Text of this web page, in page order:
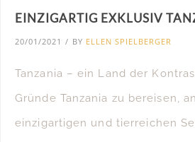
EINZIGARTIG EXKLUSIV
20/01/2021 / BY ELLEN SPIELBERGER
Tanzania – ein Land der
Gründe Tanzania zu bereisen,
einzigartigen und tierreichen